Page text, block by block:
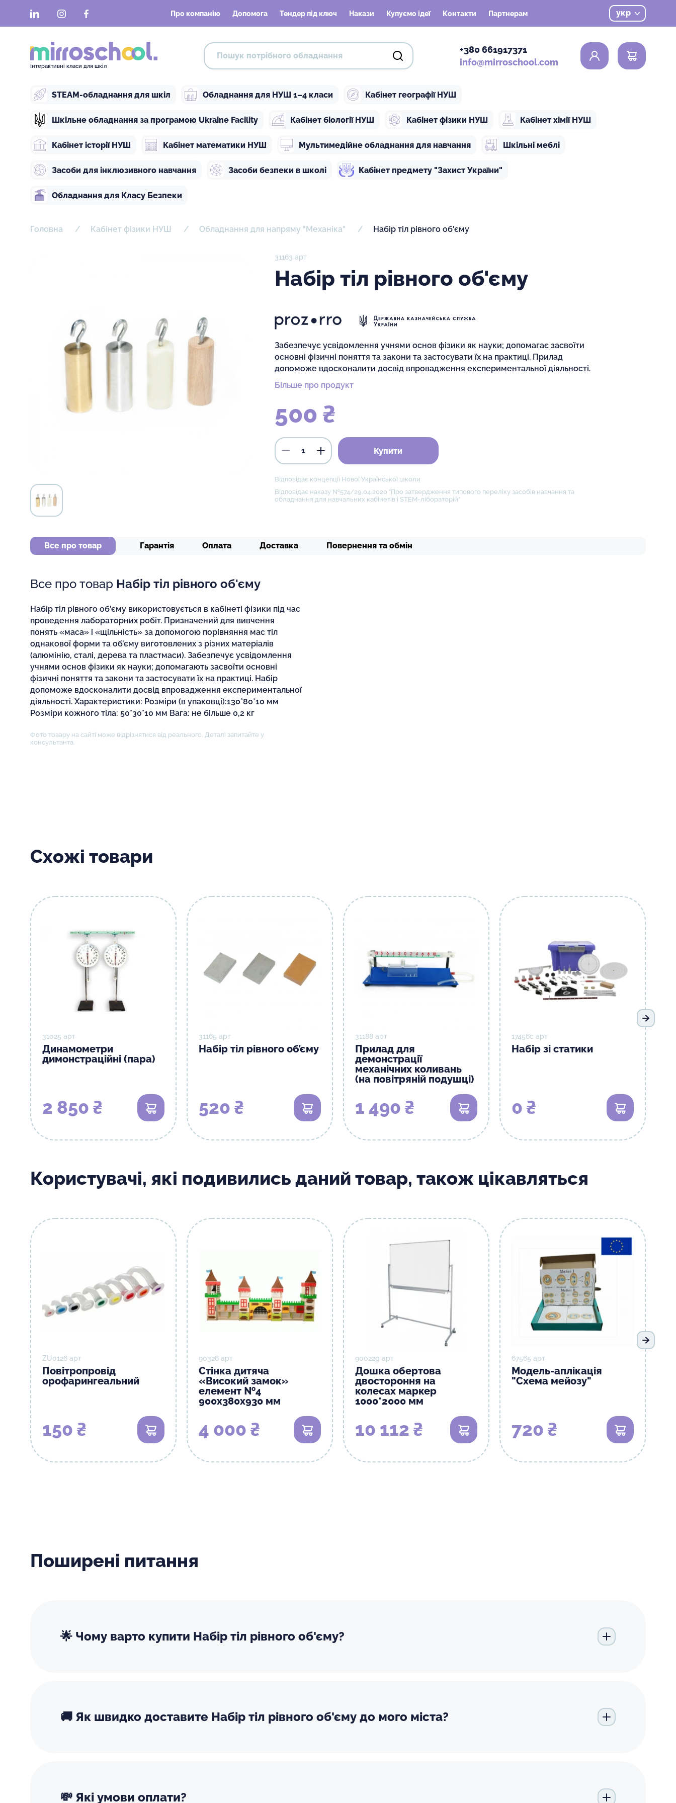
LinkedInInstagramFacebook Про компанію Допомога Тендер під ключ Накази Купуємо ідеї Контакти Партнерам укр
Інтерактивні класи для шкіл
+380 661917371
info@mirroschool.com
0
STEAM-обладнання для шкіл Обладнання для НУШ 1–4 класи Кабінет географії НУШ
Шкільне обладнання за програмою Ukraine Facility Кабінет біології НУШ Кабінет фізики НУШ Кабінет хімії НУШ
Кабінет історії НУШ Кабінет математики НУШ Мультимедійне обладнання для навчання Шкільні меблі
Засоби для інклюзивного навчання Засоби безпеки в школі Кабінет предмету "Захист України"
Обладнання для Класу Безпеки
Головна Кабінет фізики НУШ Обладнання для напряму "Механіка" Набір тіл рівного об'єму
31163 арт
Набір тіл рівного об'єму
Забезпечує усвідомлення учнями основ фізики як науки; допомагає засвоїти
основні фізичні поняття та закони та застосувати їх на практиці. Прилад
допоможе вдосконалити досвід впровадження експериментальної діяльності.
Більше про продукт
500 ₴
Купити
Відповідає концепції Нової Української школи
Відповідає наказу №574/29.04.2020 "Про затвердження типового переліку засобів навчання та
обладнання для навчальних кабінетів і STEM-лібораторій"
Все про товар Гарантія Оплата Доставка Повернення та обмін
Все про товар Набір тіл рівного об'єму
Набір тіл рівного об'єму використовується в кабінеті фізики під час
проведення лабораторних робіт. Призначений для вивчення
понять «маса» і «щільність» за допомогою порівняння мас тіл
однакової форми та об’єму виготовлених з різних матеріалів
(алюмінію, сталі, дерева та пластмаси). Забезпечує усвідомлення
учнями основ фізики як науки; допомагають засвоїти основні
фізичні поняття та закони та застосувати їх на практиці. Набір
допоможе вдосконалити досвід впровадження експериментальної
діяльності. Характеристики: Розміри (в упаковці):130*80*10 мм
Розміри кожного тіла: 50*30*10 мм Вага: не більше 0,2 кг
Фото товару на сайті може відрізнятися від реального. Деталі запитайте у
консультанта.
Схожі товари
31025 арт
Динамометри
димонстраційні (пара)
2 850 ₴ В кошик
31165 арт
Набір тіл рівного об’єму
520 ₴ В кошик
31188 арт
Прилад для
демонстрації
механічних коливань
(на повітряній подушці)
1 490 ₴ В кошик
17456с арт
Набір зі статики
0 ₴ В кошик
Користувачі, які подивились даний товар, також цікавляться
ZU0126 арт
Повітропровід
орофарингеальний
150 ₴ В кошик
90326 арт
Стінка дитяча
«Високий замок»
елемент №4
900х380х930 мм
4 000 ₴ В кошик
90022g арт
Дошка обертова
двостороння на
колесах маркер
1000*2000 мм
10 112 ₴ В кошик
67565 арт
Модель-аплікація
"Схема мейозу"
720 ₴ В кошик
Поширені питання
🌟 Чому варто купити Набір тіл рівного об'єму?
🚚 Як швидко доставите Набір тіл рівного об'єму до мого міста?
💸 Які умови оплати?